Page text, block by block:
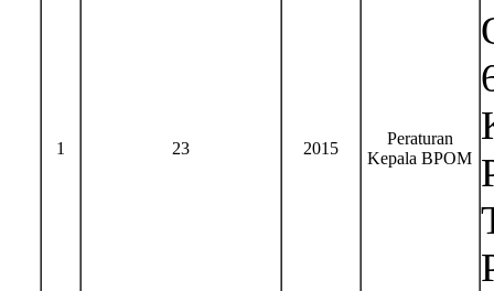
1 23 2015
Peraturan
Kepala BPOM